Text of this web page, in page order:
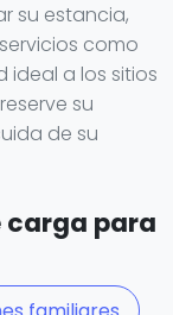
su estancia,
como
ideal a los sitios
su
de su
carga para